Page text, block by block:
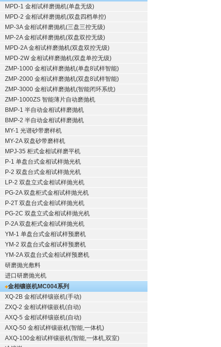
MPD-1 金相试样磨抛机(单盘无级)
MPD-2 金相试样磨抛机(双盘四档单控)
MP-3A 金相试样磨抛机(三盘三控无级)
MP-2A 金相试样磨抛机(双盘双控无级)
MPD-2A 金相试样磨抛机(双盘双控无级)
MPD-2W 金相试样磨抛机(双盘单控无级)
ZMP-1000 金相试样磨抛机(单盘8试样智能)
ZMP-2000 金相试样磨抛机(双盘8试样智能)
ZMP-3000 金相试样磨抛机(智能闭环系统)
ZMP-1000ZS 智能薄片自动磨抛机
BMP-1 半自动金相试样磨抛机
BMP-2 半自动金相试样磨抛机
MY-1 光谱砂带磨样机
MY-2A 双盘砂带磨样机
MPJ-35 柜式金相试样磨平机
P-1 单盘台式金相试样抛光机
P-2 双盘台式金相试样抛光机
LP-2 双盘立式金相试样抛光机
PG-2A 双盘柜式金相试样抛光机
P-2T 双盘台式金相试样抛光机
PG-2C 双盘立式金相试样抛光机
P-2A 双盘柜式金相试样抛光机
YM-1 单盘台式金相试样预磨机
YM-2 双盘台式金相试样预磨机
YM-2A 双盘台式金相试样预磨机
研磨抛光敷料
进口研磨抛光机
金相镶嵌机MC004系列
XQ-2B 金相试样镶嵌机(手动)
ZXQ-2 金相试样镶嵌机(自动)
AXQ-5 金相试样镶嵌机(自动)
AXQ-50 金相试样镶嵌机(智能,一体机)
AXQ-100金相试样镶嵌机(智能,一体机,双室)